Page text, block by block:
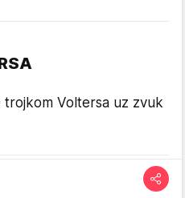
Voltersa uz zvuk